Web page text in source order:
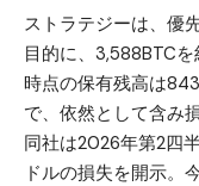
ストラテジーは、優
目的に、3,588BTC
時点の保有残高は
で、依然として含み
同社は2026年第2四
ドルの損失を開示。